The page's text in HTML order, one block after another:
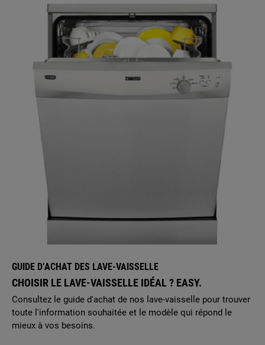
GUIDE D’ACHAT DES LAVE-VAISSELLE
CHOISIR LE LAVE-VAISSELLE IDÉAL ? EASY.
Consultez le guide d'achat de nos lave-vaisselle pour trouver
toute l'information souhaitée et le modèle qui répond le
mieux à vos besoins.